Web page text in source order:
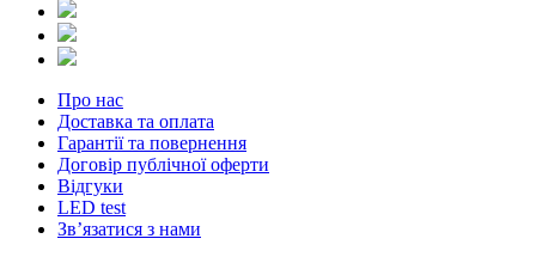
Про нас
Доставка та оплата
Гарантії та повернення
Договір публічної оферти
Вiдгуки
LED test
Зв’язатися з нами